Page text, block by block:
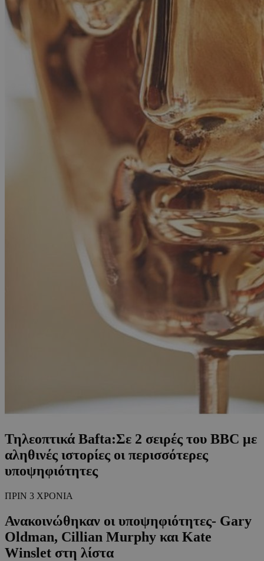
Τηλεοπτικά Bafta:Σε 2 σειρές του BBC με
αληθινές ιστορίες οι περισσότερες
υποψηφιότητες
ΠΡΙΝ 3 ΧΡΟΝΙΑ
Ανακοινώθηκαν οι υποψηφιότητες- Gary
Oldman, Cillian Murphy και Kate
Winslet στη λίστα